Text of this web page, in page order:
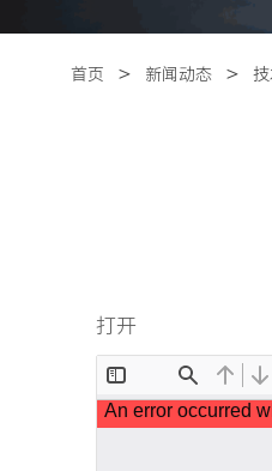
首页 ＞ 新闻动态 ＞
打开